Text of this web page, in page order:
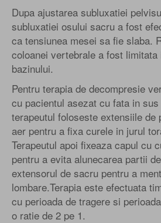
Dupa ajustarea subluxatiei
subluxatiei osului sacru a fost
ca tensiunea mesei sa fie slaba.
coloanei vertebrale a fost
bazinului.
Pentru terapia de decompresie
cu pacientul asezat cu fata in
terapeutul foloseste extensiile de
aer pentru a fixa curele in jurul
Terapeutul apoi fixeaza capul cu
pentru a evita alunecarea partii
extensorul de sacru pentru a
lombare.Terapia este efectuata
cu perioada de tragere si
o ratie de 2 pe 1.